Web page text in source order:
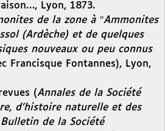
Lyon, 1873.
de la zone à ″Ammonites
(Ardèche) et de quelques
nouveaux ou peu connus
Francisque Fontannes), Lyon,
(Annales de la Société
d’histoire naturelle et des
Bulletin de la Société